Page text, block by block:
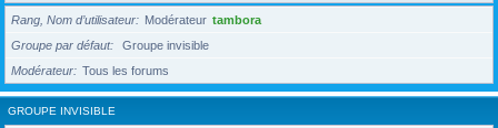
Rang, Nom d’utilisateur Modérateur tambora
Groupe par défaut
Groupe invisible
Modérateur
Tous les forums
GROUPE INVISIBLE